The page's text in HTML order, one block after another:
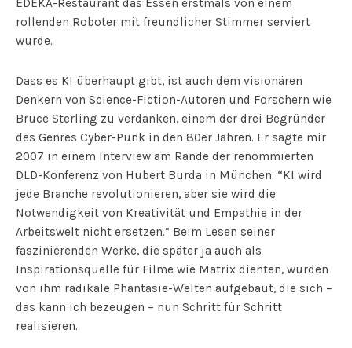
EDEKA-Restaurant das Essen erstmals von einem
rollenden Roboter mit freundlicher Stimmer serviert
wurde.
Dass es KI überhaupt gibt, ist auch dem visionären
Denkern von Science-Fiction-Autoren und Forschern wie
Bruce Sterling zu verdanken, einem der drei Begründer
des Genres Cyber-Punk in den 80er Jahren. Er sagte mir
2007 in einem Interview am Rande der renommierten
DLD-Konferenz von Hubert Burda in München: “KI wird
jede Branche revolutionieren, aber sie wird die
Notwendigkeit von Kreativität und Empathie in der
Arbeitswelt nicht ersetzen.” Beim Lesen seiner
faszinierenden Werke, die später ja auch als
Inspirationsquelle für Filme wie Matrix dienten, wurden
von ihm radikale Phantasie-Welten aufgebaut, die sich –
das kann ich bezeugen – nun Schritt für Schritt
realisieren.